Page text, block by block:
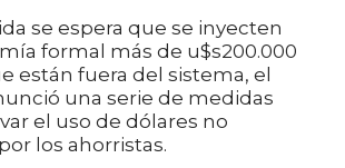
se espera que se inyecten
formal más de u$s200.000
están fuera del sistema, el
una serie de medidas
el uso de dólares no
los ahorristas.